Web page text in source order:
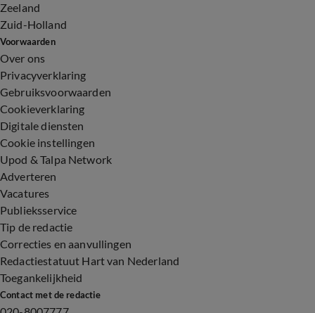
Zeeland
Zuid-Holland
Voorwaarden
Over ons
Privacyverklaring
Gebruiksvoorwaarden
Cookieverklaring
Digitale diensten
Cookie instellingen
Upod & Talpa Network
Adverteren
Vacatures
Publieksservice
Tip de redactie
Correcties en aanvullingen
Redactiestatuut Hart van Nederland
Toegankelijkheid
Contact met de redactie